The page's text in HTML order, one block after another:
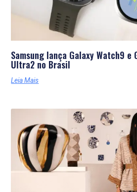
Samsung lança Galaxy Watch9 e
Ultra2 no Brasil
Leia Mais